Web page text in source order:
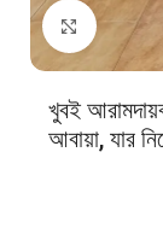
Click to
খুবই
আবায়া, যার